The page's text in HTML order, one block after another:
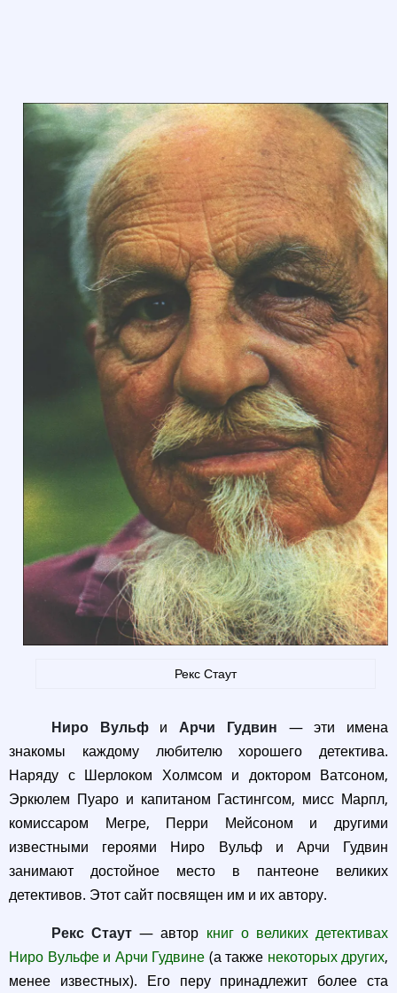
Рекс Стаут
Ниро ВульфиАрчи Гудвин — эти имена
знакомы каждому любителю хорошего детектива.
Наряду с Шерлоком Холмсом и доктором Ватсоном,
Эркюлем Пуаро и капитаном Гастингсом, мисс Марпл,
комиссаром Мегре, Перри Мейсоном и другими
известными героями Ниро Вульф и Арчи Гудвин
занимают достойное место в пантеоне великих
детективов. Этот сайт посвящен им и их автору.
Рекс Стаут — автор книг о великих детективах
Ниро Вульфе и Арчи Гудвине (а также некоторых других,
менее известных). Его перу принадлежит более ста